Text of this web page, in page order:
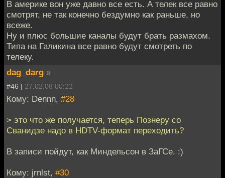
В америке вон уже давно все есть. А телек все равно
смотрят, не так конечно бездумно как раньше, но
всеже.
Ну и плюс большие каналы будут брать размахом.
Типа на Галикина все равно будут смотреть по
телеку.
dag_darg »
#46 | 27.02.08 00:22
Кому: Dennn, #28
> это что же получается, теперь Познеру со
Сванидзе надо в HDTV-формат переходить?
В записи пойдут, как Миндельсон в ЗаГСе. :)
Кому: jrnlst, #30